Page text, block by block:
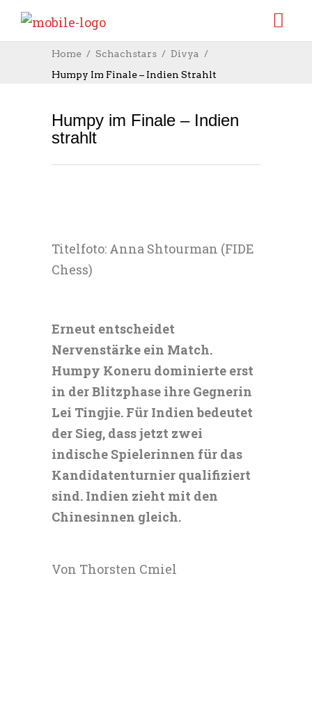
Home Schachstars
Divya
Humpy Im Finale – Indien Strahlt
Humpy im Finale – Indien
strahlt
Titelfoto: Anna Shtourman (FIDE
Chess)
Erneut entscheidet
Nervenstärke ein Match.
Humpy Koneru dominierte erst
in der Blitzphase ihre Gegnerin
Lei Tingjie. Für Indien bedeutet
der Sieg, dass jetzt zwei
indische Spielerinnen für das
Kandidatenturnier qualifiziert
sind. Indien zieht mit den
Chinesinnen gleich.
Von Thorsten Cmiel